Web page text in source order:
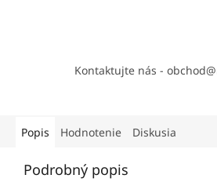
Kontaktujte nás -
Popis Hodnotenie Diskusia
Podrobný popis